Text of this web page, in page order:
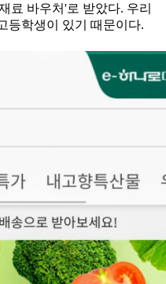
료 바우처'로 받았다. 우리
등학생이 있기 때문이다.